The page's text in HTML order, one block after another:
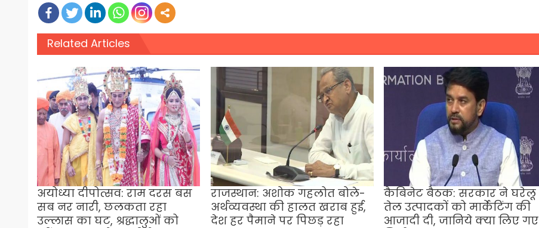
Related Articles
अयोध्या दीपोत्सव: राम दरस बस
सब नर नारी, छलकता रहा
उल्लास का घट, श्रद्धालुओं को
राजस्थान: अशोक गहलोत बोले-
अर्थव्यवस्था की हालत खराब हुई,
देश हर पैमाने पर पिछड़ रहा
कैबिनेट बैठक: सरकार ने घरेलू
तेल उत्पादकों को मार्केटिंग की
आजादी दी, जानिये क्‍या लिए गए